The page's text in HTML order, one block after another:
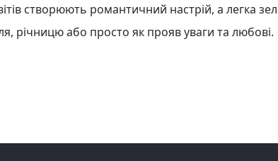
створюють романтичний настрій, а легка
річницю або просто як прояв уваги та любові.